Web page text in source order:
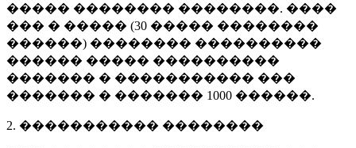
����� �������� ��������. ����
��� � ����� (30 ����� ��������
������) �������� ����������
������ ����� ����������
������� � ����������� ���
������� � ������� 1000 ������.
2. ����������� ��������